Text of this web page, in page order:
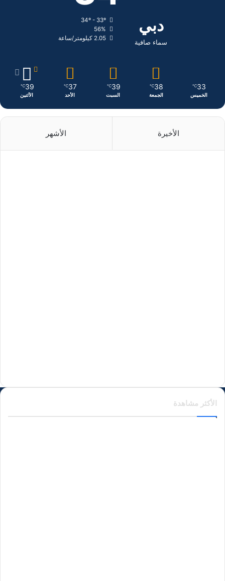
ن
ا
دبي
سماء صافية
56%
2.05 كيلومتر/ساعة
33
℃
الخميس
38
℃
الجمعة
39
℃
السبت
37
℃
الأحد
39
℃
الأثنين
الأخيرة الأشهر
الأكثر مشاهدة